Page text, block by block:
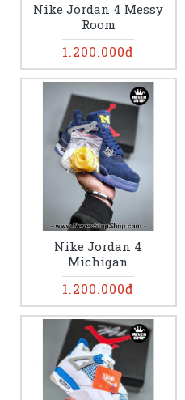
Nike Jordan 4 Messy
Room
1.200.000đ
Nike Jordan 4
Michigan
1.200.000đ